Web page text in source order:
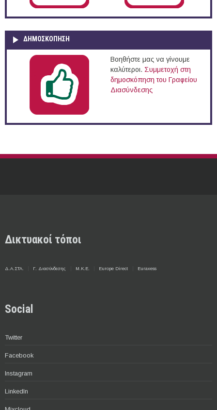
ΔΗΜΟΣΚΌΠΗΣΗ
Βοηθήστε μας να γίνουμε
καλύτεροι. Συμμετοχή στη
δημοσκόπηση του Γραφείου
Διασύνδεσης
Δικτυακοί τόποι
Δ.Α.ΣΤΑ. Γ. Διασύνδεσης Μ.Κ.Ε. Europe Direct Euraxess
Social
Twitter
Facebook
Instagram
LinkedIn